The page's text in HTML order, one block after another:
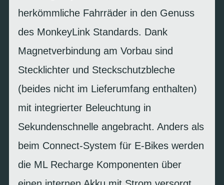
herkömmliche Fahrräder in den Genuss
des MonkeyLink Standards. Dank
Magnetverbindung am Vorbau sind
Stecklichter und Steckschutzbleche
(beides nicht im Lieferumfang enthalten)
mit integrierter Beleuchtung in
Sekundenschnelle angebracht. Anders als
beim Connect-System für E-Bikes werden
die ML Recharge Komponenten über